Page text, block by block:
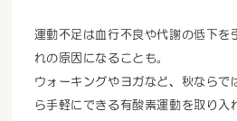
運動不足は血行不良や代謝の低下を
れの原因になることも。
ウォーキングやヨガなど、秋ならで
ら手軽にできる有酸素運動を取り入